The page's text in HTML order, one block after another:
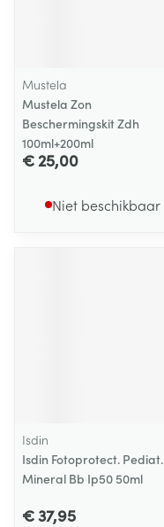
Mustela
Mustela Zon
Beschermingskit Zdh
100ml+200ml
€ 25,00
Niet beschikbaar
Isdin
Isdin Fotoprotect. Pediat.
Mineral Bb Ip50 50ml
€ 37,95